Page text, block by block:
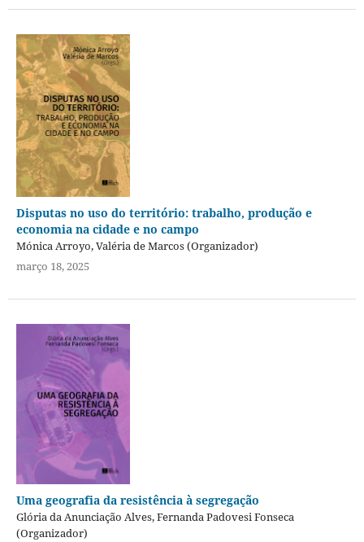
Disputas no uso do território: trabalho, produção e
economia na cidade e no campo
Mónica Arroyo, Valéria de Marcos (Organizador)
março 18, 2025
Uma geografia da resistência à segregação
Glória da Anunciação Alves, Fernanda Padovesi Fonseca
(Organizador)